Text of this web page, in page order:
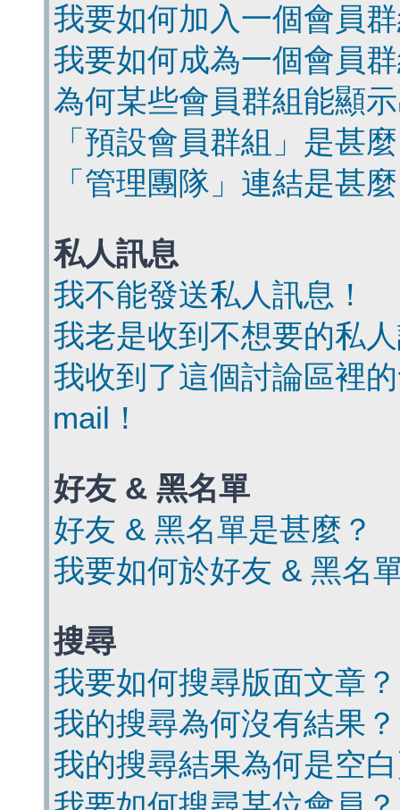
我要如何加入一個會員
我要如何成為一個會員
為何某些會員群組能顯
「預設會員群組」是甚
「管理團隊」連結是甚
私人訊息
我不能發送私人訊息！
我老是收到不想要的私
我收到了這個討論區裡
mail！
好友 & 黑名單
好友 & 黑名單是甚麼？
我要如何於好友 & 黑名
搜尋
我要如何搜尋版面文章？
我的搜尋為何沒有結果？
我的搜尋結果為何是空